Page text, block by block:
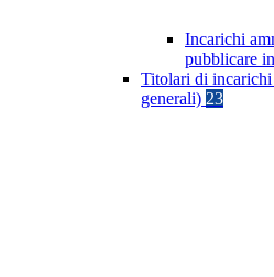
Incarichi
pubblicare
Titolari di
generali) 23